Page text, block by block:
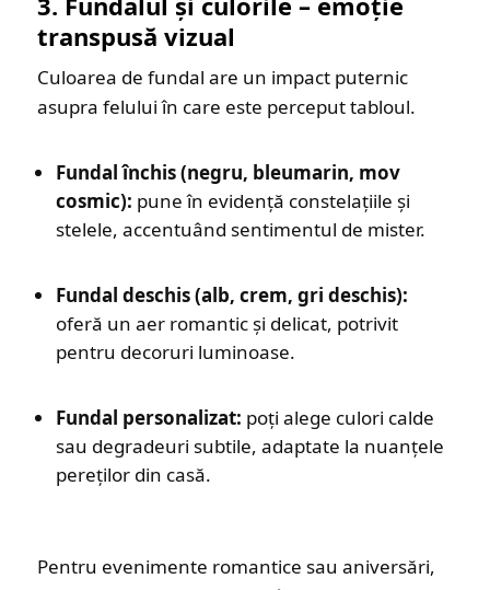
transpusă vizual
Culoarea de fundal are un impact puternic
asupra felului în care este perceput tabloul.
Fundal închis (negru, bleumarin, mov
cosmic): pune în evidență constelațiile și
stelele, accentuând sentimentul de mister.
Fundal deschis (alb, crem, gri deschis):
oferă un aer romantic și delicat, potrivit
pentru decoruri luminoase.
Fundal personalizat: poți alege culori calde
sau degradeuri subtile, adaptate la nuanțele
pereților din casă.
Pentru evenimente romantice sau aniversări,